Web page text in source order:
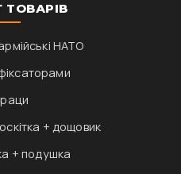
ТОВАРІВ
НАТО
+ дощовик
+ подушка